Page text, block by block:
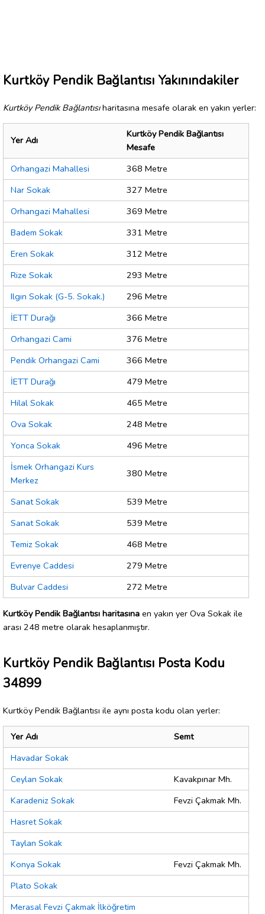
Kurtköy Pendik Bağlantısı Yakınındakiler
Kurtköy Pendik Bağlantısıharitasına mesafe olarak en yakın yerler:
Yer Adı
Kurtköy Pendik Bağlantısı
Mesafe
Orhangazi Mahallesi
368 Metre
Nar Sokak
327 Metre
Orhangazi Mahallesi
369 Metre
Badem Sokak
331 Metre
Eren Sokak
312 Metre
Rize Sokak
293 Metre
Ilgın Sokak (G-5. Sokak.)
296 Metre
İETT Durağı
366 Metre
Orhangazi Cami
376 Metre
Pendik Orhangazi Cami
366 Metre
İETT Durağı
479 Metre
Hilal Sokak
465 Metre
Ova Sokak
248 Metre
Yonca Sokak
496 Metre
İsmek Orhangazi Kurs
Merkez
380 Metre
Sanat Sokak
539 Metre
Sanat Sokak
539 Metre
Temiz Sokak
468 Metre
Evrenye Caddesi
279 Metre
Bulvar Caddesi
272 Metre
Kurtköy Pendik Bağlantısı haritasına en yakın yer Ova Sokak ile
arası 248 metre olarak hesaplanmıştır.
Kurtköy Pendik Bağlantısı Posta Kodu
34899
Kurtköy Pendik Bağlantısı ile aynı posta kodu olan yerler:
Yer Adı
Semt
Havadar Sokak
Ceylan Sokak
Kavakpınar Mh.
Karadeniz Sokak
Fevzi Çakmak Mh.
Hasret Sokak
Taylan Sokak
Konya Sokak
Fevzi Çakmak Mh.
Plato Sokak
Merasal Fevzi Çakmak İlköğretim